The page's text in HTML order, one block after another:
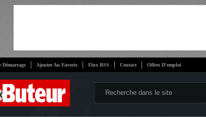
Démarrage Ajouter Au Favoris Flux RSS Contact Offres D'emploi